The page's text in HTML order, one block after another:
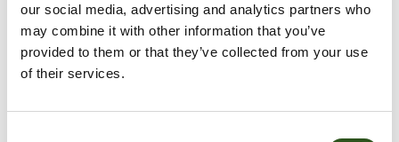
our social media, advertising and analytics partners who
may combine it with other information that you’ve
provided to them or that they’ve collected from your use
of their services.
E‑mail